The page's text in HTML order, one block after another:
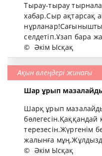
Тырау-тырау
хабар.Сыр ақтарсақ
нұрланар!Сағынышты
селдетіп.Ұзап бара
© Әкім Ысқақ
Ақын өлеңдері жинағы
Шар ұрып
Шарқ ұрып
бөлегесін.Қаққандай
терезесін.Жүргенім
жалынға
© Әкім Ысқақ